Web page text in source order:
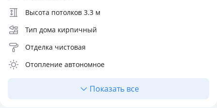
Высота потолков 3.3 м
Тип дома кирпичный
Отделка чистовая
Отопление автономное
Показать все